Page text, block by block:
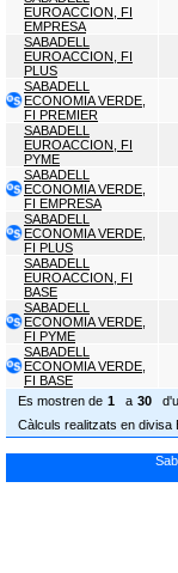
Es mostren de 1 a 30
Càlculs realitzats en divisa
EUROACCION, FI
EMPRESA
SABADELL
EUROACCION, FI
PLUS
SABADELL
ECONOMIA VERDE,
FI PREMIER
SABADELL
EUROACCION, FI
PYME
SABADELL
ECONOMIA VERDE,
FI EMPRESA
SABADELL
ECONOMIA VERDE,
FI PLUS
SABADELL
EUROACCION, FI
BASE
SABADELL
ECONOMIA VERDE,
FI PYME
SABADELL
ECONOMIA VERDE,
FI BASE